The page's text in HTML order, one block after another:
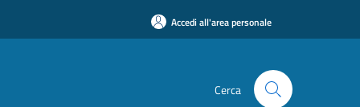
Accedi all'area personale
Cerca